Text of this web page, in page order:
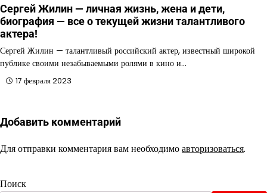
Сергей Жилин — личная жизнь, жена и дети,
биография — все о текущей жизни талантливого
актера!
Сергей Жилин — талантливый российский актер, известный широкой
публике своими незабываемыми ролями в кино и…
17 февраля 2023
Добавить комментарий
Для отправки комментария вам необходимоавторизоваться.
Поиск